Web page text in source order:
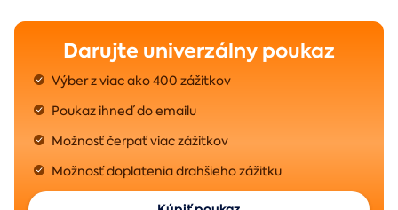
Darujte univerzálny poukaz
Výber z viac ako 400 zážitkov
Poukaz ihneď do emailu
Možnosť čerpať viac zážitkov
Možnosť doplatenia drahšieho zážitku